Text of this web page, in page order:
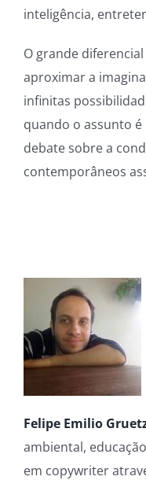
inteligência,
O grande
aproximar a
infinitas
quando o assunto
debate sobre a
contemporâneos
Felipe Emilio
ambiental,
em copywriter